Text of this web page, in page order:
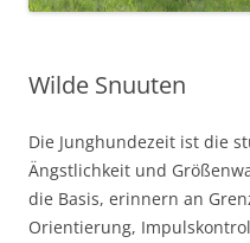
Wilde Snuuten
Die Junghundezeit ist die
Ängstlichkeit und
die Basis, erinnern an
Orientierung,